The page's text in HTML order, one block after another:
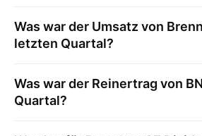
Was war der Umsatz von
letzten Quartal?
Was war der Reinertrag von
Quartal?